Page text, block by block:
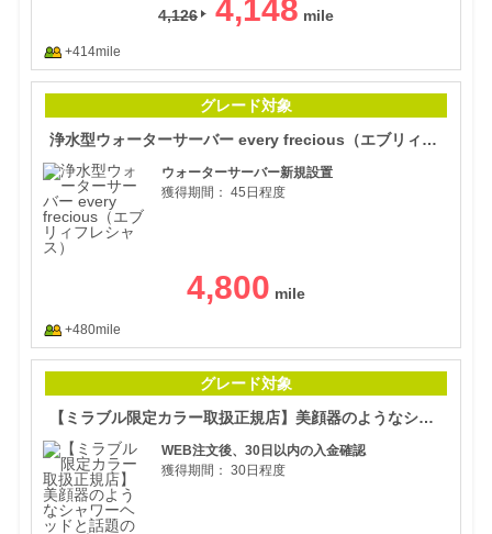
4,126 4,148
+414mile
グレード対象
浄水型ウォーターサーバー every frecious（エブリィフレシャス）
ウォーターサーバー新規設置
獲得期間： 45日程度
4,800
+480mile
グレード対象
【ミラブル限定カラー取扱正規店】美顔器のようなシャワーヘッドと話題のミラブル！
WEB注文後、30日以内の入金確認
獲得期間： 30日程度